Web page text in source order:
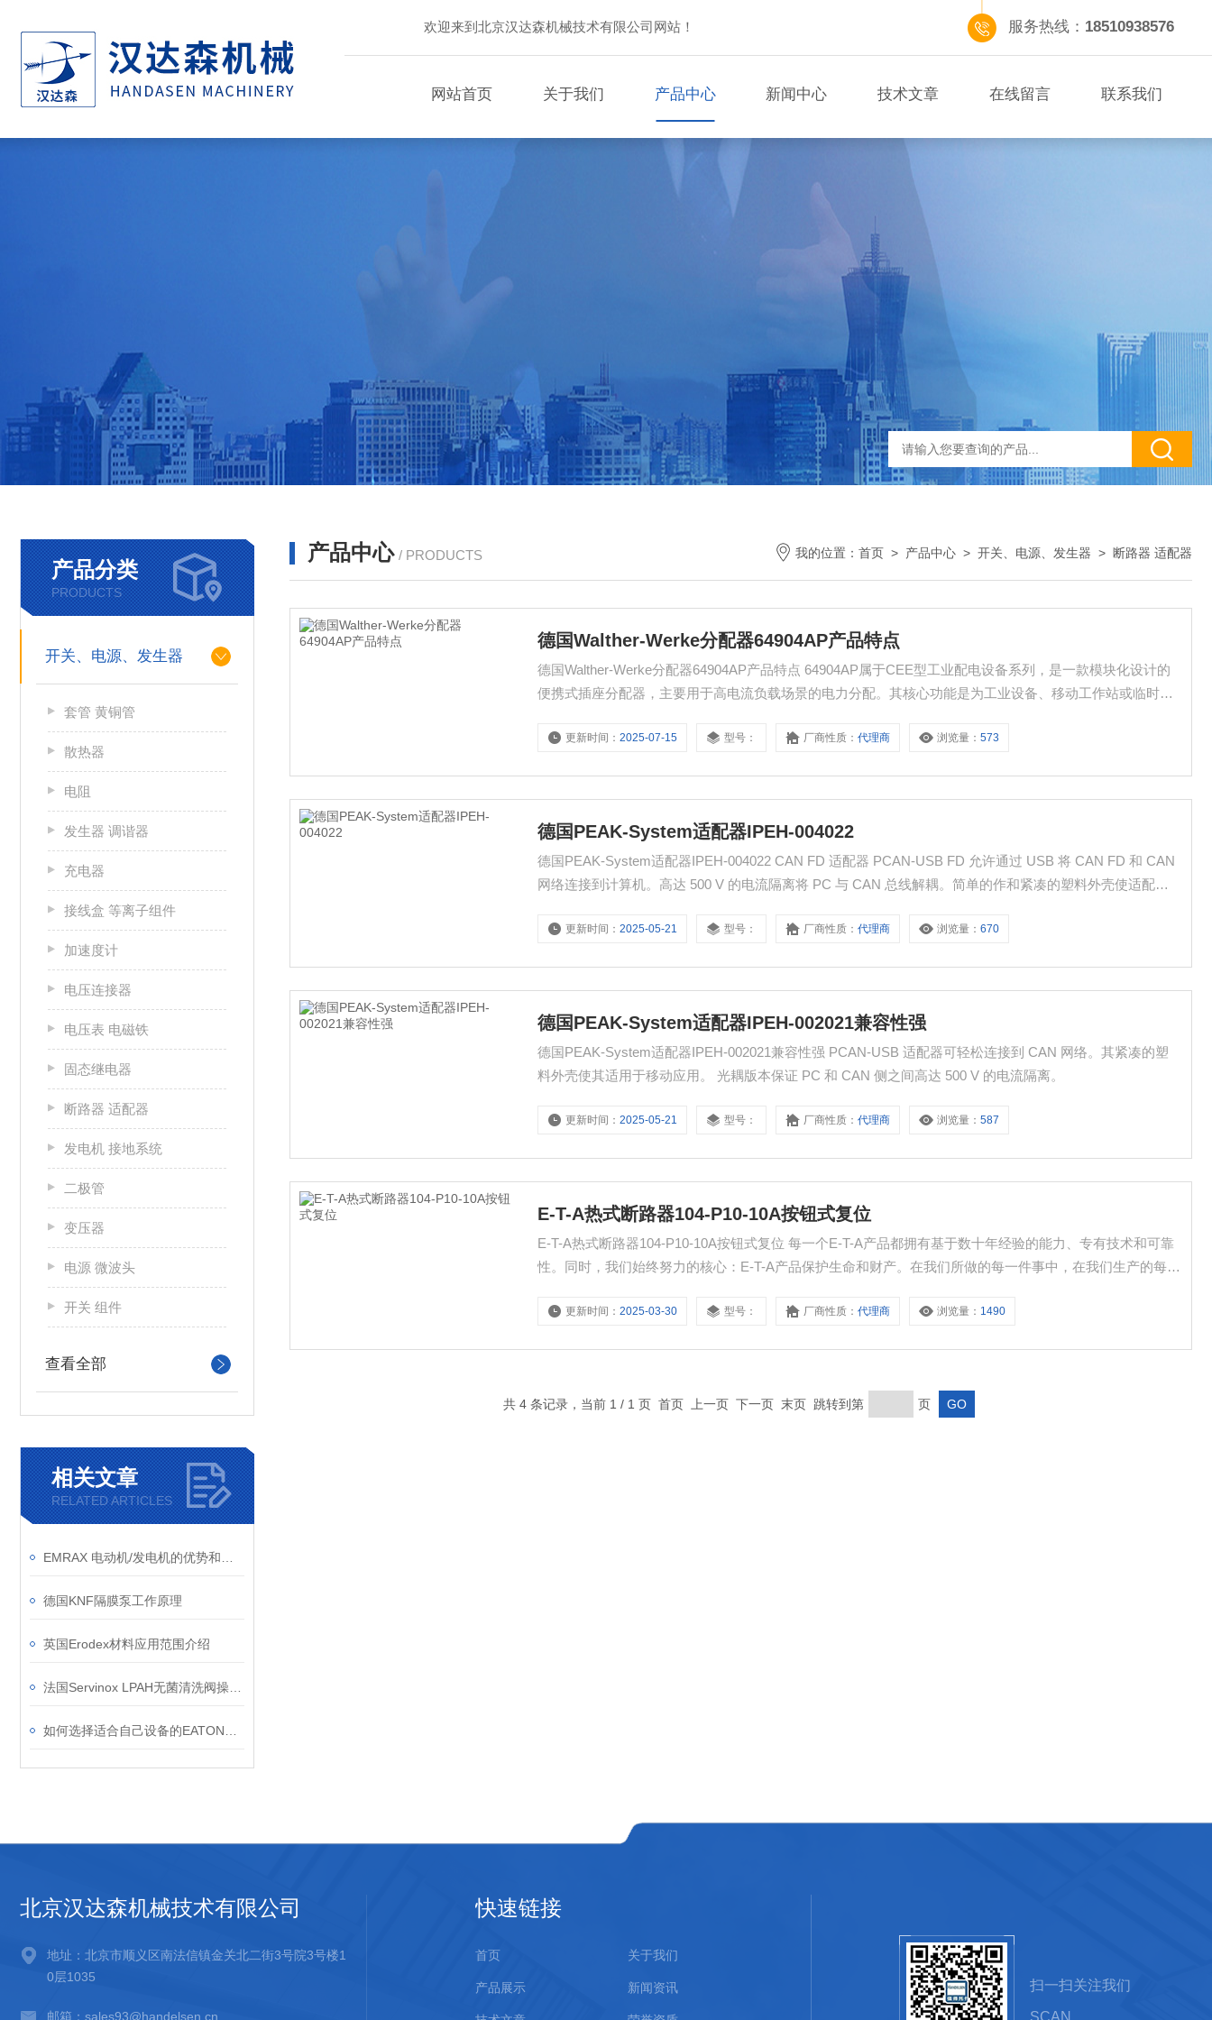
欢迎来到北京汉达森机械技术有限公司网站！ 服务热线： 18510938576
网站首页 关于我们 产品中心 新闻中心 技术文章 在线留言 联系我们
产品分类
PRODUCTS
开关、电源、发生器
套管 黄铜管
散热器
电阻
发生器 调谐器
充电器
接线盒 等离子组件
加速度计
电压连接器
电压表 电磁铁
固态继电器
断路器 适配器
发电机 接地系统
二极管
变压器
电源 微波头
开关 组件
查看全部
相关文章
RELATED ARTICLES
德国KNF隔膜泵工作原理
英国Erodex材料应用范围介绍
产品中心 / PRODUCTS 我的位置： 首页 > 产品中心 > 开关、电源、发生器 > 断路器 适配器
德国Walther-Werke分配器64904AP产品特点
德国Walther-Werke分配器64904AP产品特点 64904AP属于CEE型工业配电设备系列，是一款模块化设计的
便携式插座分配器，主要用于高电流负载场景的电力分配。其核心功能是为工业设备、移动工作站或临时供
更新时间：2025-07-15 型号： 厂商性质：代理商 浏览量：573
德国PEAK-System适配器IPEH-004022
德国PEAK-System适配器IPEH-004022 CAN FD 适配器 PCAN-USB FD 允许通过 USB 将 CAN FD 和 CAN
网络连接到计算机。高达 500 V 的电流隔离将 PC 与 CAN 总线解耦。简单的作和紧凑的塑料外壳使适配器
更新时间：2025-05-21 型号： 厂商性质：代理商 浏览量：670
德国PEAK-System适配器IPEH-002021兼容性强
德国PEAK-System适配器IPEH-002021兼容性强 PCAN-USB 适配器可轻松连接到 CAN 网络。其紧凑的塑
料外壳使其适用于移动应用。 光耦版本保证 PC 和 CAN 侧之间高达 500 V 的电流隔离。
更新时间：2025-05-21 型号： 厂商性质：代理商 浏览量：587
E-T-A热式断路器104-P10-10A按钮式复位
E-T-A热式断路器104-P10-10A按钮式复位 每一个E-T-A产品都拥有基于数十年经验的能力、专有技术和可靠
性。同时，我们始终努力的核心：E-T-A产品保护生命和财产。在我们所做的每一件事中，在我们生产的每一
更新时间：2025-03-30 型号： 厂商性质：代理商 浏览量： 1490
共 4 条记录，当前 1 / 1 页 首页 上一页 下一页 末页 跳转到第 页
北京汉达森机械技术有限公司
地址：北京市顺义区南法信镇金关北二街3号院3号楼1
0层1035
邮箱：sales93@handelsen.cn
快速链接
首页 关于我们
产品展示 新闻资讯 扫一扫关注我们
SCAN